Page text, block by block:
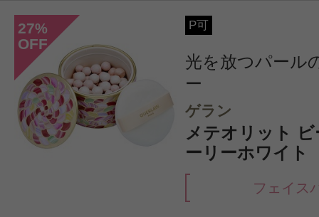
27%
OFF
P可
光を放つパール
ー
ゲラン
メテオリット
ーリーホワイト
フェイス